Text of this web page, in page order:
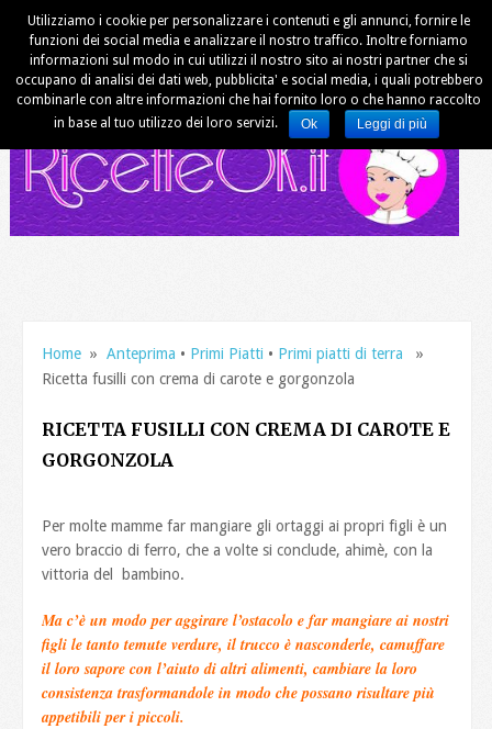
Home »Anteprima • Primi Piatti • Primi piatti di terra »
Ricetta fusilli con crema di carote e gorgonzola
RICETTA FUSILLI CON CREMA DI CAROTE E
GORGONZOLA
Per molte mamme far mangiare gli ortaggi ai propri figli è un
vero braccio di ferro, che a volte si conclude, ahimè, con la
vittoria del bambino.
Ma c’è un modo per aggirare l’ostacolo e far mangiare ai nostri
figli le tanto temute verdure, il trucco è nasconderle, camuffare
il loro sapore con l’aiuto di altri alimenti, cambiare la loro
consistenza trasformandole in modo che possano risultare più
appetibili per i piccoli.
Utilizziamo i cookie per personalizzare i contenuti e gli annunci, fornire le
funzioni dei social media e analizzare il nostro traffico. Inoltre forniamo
informazioni sul modo in cui utilizzi il nostro sito ai nostri partner che si
occupano di analisi dei dati web, pubblicita' e social media, i quali potrebbero
combinarle con altre informazioni che hai fornito loro o che hanno raccolto
in base al tuo utilizzo dei loro servizi.
Ok Leggi di più